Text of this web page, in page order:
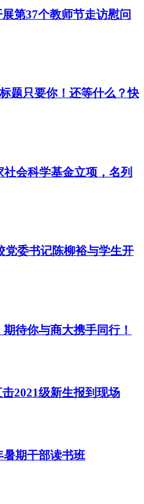
第37个教师节走访慰问
题只要你！还等什么？快
会科学基金立项，名列
党委书记陈柳裕与学生开
待你与商大携手同行！
2021级新生报到现场
暑期干部读书班